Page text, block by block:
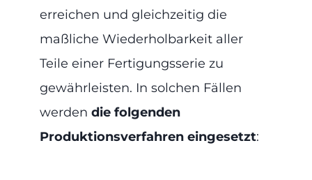
erreichen und gleichzeitig die
maßliche Wiederholbarkeit aller
Teile einer Fertigungsserie zu
gewährleisten. In solchen Fällen
werdendie folgenden
Produktionsverfahren eingesetzt: